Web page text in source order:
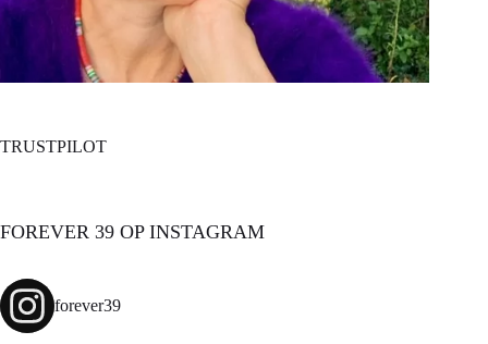
TRUSTPILOT
FOREVER 39 OP INSTAGRAM
forever39